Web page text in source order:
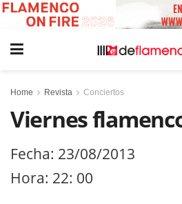
Home Revista Conciertos
Viernes
Fecha: 23/08/2013
Hora: 22: 00